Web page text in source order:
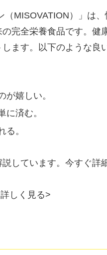
（MISOVATION）」は
完全栄養食品です。健
ます。以下のような良
嬉しい。
済む。
る。
しています。今すぐ詳
しく見る>